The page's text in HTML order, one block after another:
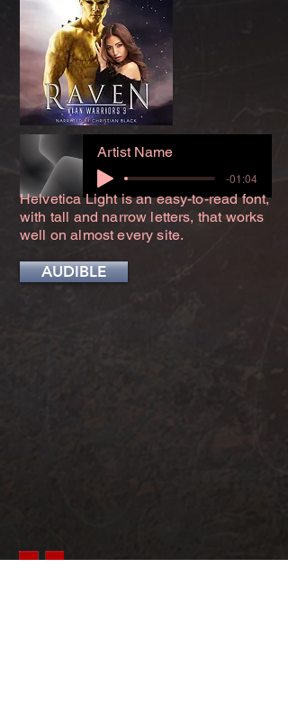
Artist Name
-01:04
Helvetica Light is an easy-to-read font,
with tall and narrow letters, that works
well on almost every site.
AUDIBLE